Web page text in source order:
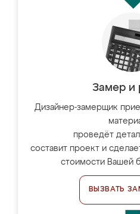
Замер и
Дизайнер-замерщик
проведёт
составит проект и
стоимости Вашей
ВЫЗВАТЬ